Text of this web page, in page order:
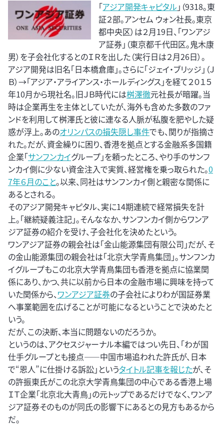
「アジア開発キャピタル 」（9318。東
証２部。アンセム ウォン社長。東京
都中央区）は２月19日、「ワンアジ
ア証券」（東京都千代田区。鬼木康
男）を子会社化するとのＩＲを出した（実行日は２月26日）。
アジア開発は旧名「日本橋倉庫」。さらに「ジェイ・ブリッジ」（Ｊ
Ｂ）→「アジア・アライアンス・ホールディングス」を経て２０１５
年10月から現社名。旧ＪＢ時代には桝澤徹元社長が暗躍。当
時は企業再生を主体としていたが、海外も含めた多数のファ
ンドを利用して桝澤氏と彼に連なる人脈が私腹を肥やした疑
惑が浮上。あのオリンパスの損失隠し事件でも、関りが指摘さ
れた。だが、資金繰りに困り、香港を拠点とする金融系多国籍
企業「サンフンカイグループ」を頼ったところ、やり手のサンフ
ンカイ側に少ない資金注入で実質、経営権を乗っ取られた。0
7年６月のこと。以来、同社はサンフンカイ側と親密な関係に
あるとされる。
そのアジア開発キャピタル、実に14期連続で経常損失を計
上。「継続疑義注記」。そんななか、サンフンカイ側からワンア
ジア証券の紹介を受け、子会社化を決めたという。
ワンアジア証券の親会社は「金山能源集団有限公司」だが、そ
の金山能源集団の親会社は「北京大学青鳥集団」。サンフンカ
イグループもこの北京大学青鳥集団も香港を拠点に協業関
係にあり、かつ、共に以前から日本の金融市場に興味を持って
いた関係から、ワンアジア証券の子会社によりわが国証券業
へ事業範囲を広げることが可能になるということで決めたと
いう。
だが、この決断、本当に問題ないのだろうか。
というのは、アクセスジャーナル本編ではつい先日、「わが国
仕手グループとも接点――中国市場追われた許氏が、日本
で“恩人”に仕掛ける訴訟」というタイトル記事を報じたが、そ
の許振東氏がこの北京大学青鳥集団の中心である香港上場
ＩＴ企業「北京北大青鳥」の元トップであるだけでなく、ワンア
ジア証券そのものが同氏の影響下にあるとの見方もあるから
だ。